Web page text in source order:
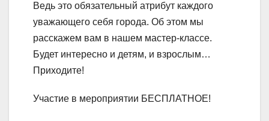
Ведь это обязательный атрибут каждого
уважающего себя города. Об этом мы
расскажем вам в нашем мастер-классе.
Будет интересно и детям, и взрослым…
Приходите!
Участие в мероприятии БЕСПЛАТНОЕ!